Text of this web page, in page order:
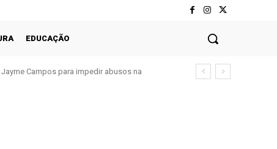
EDUCAÇÃO
Campos para impedir abusos na